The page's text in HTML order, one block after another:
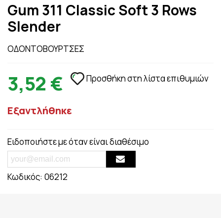
Gum 311 Classic Soft 3 Rows
Slender
ΟΔΟΝΤΟΒΟΥΡΤΣΕΣ
3,52 € Προσθήκη στη λίστα επιθυμιών
Εξαντλήθηκε
Ειδοποιήστε με όταν είναι διαθέσιμο
Κωδικός: 06212